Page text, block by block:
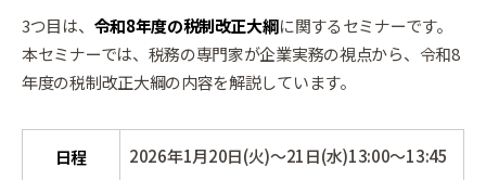
3つ目は、 令和8年度の税制改正大綱に関するセミナーです。
本セミナーでは、税務の専門家が企業実務の視点から、令和8
年度の税制改正大綱の内容を解説しています。
日程 2026年1月20日(火)～21日(水)13:00～13:45